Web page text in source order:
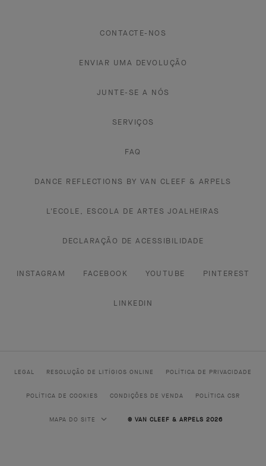
CONTACTE-NOS
ENVIAR UMA DEVOLUÇÃO
JUNTE-SE A NÓS
SERVIÇOS
FAQ
DANCE REFLECTIONS BY VAN CLEEF & ARPELS
L'ECOLE, ESCOLA DE ARTES JOALHEIRAS
DECLARAÇÃO DE ACESSIBILIDADE
INSTAGRAM FACEBOOK YOUTUBE PINTEREST
LINKEDIN
LEGAL RESOLUÇÃO DE LITÍGIOS ONLINE POLÍTICA DE PRIVACIDADE
POLÍTICA DE COOKIES CONDIÇÕES DE VENDA POLÍTICA CSR
MAPA DO SITE © VAN CLEEF & ARPELS 2026